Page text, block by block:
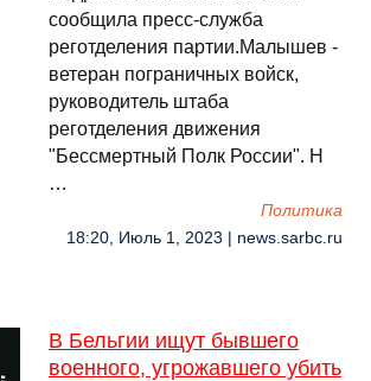
сообщила пресс-служба
реготделения партии.Малышев -
ветеран пограничных войск,
руководитель штаба
реготделения движения
"Бессмертный Полк России". Н
…
Политика
18:20, Июль 1, 2023 | news.sarbc.ru
В Бельгии ищут бывшего
военного, угрожавшего убить